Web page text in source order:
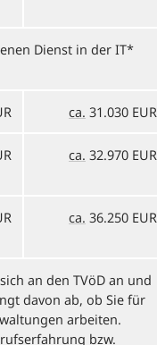
Dienst in der IT*
ca. 31.030 EUR
ca. 32.970 EUR
ca. 36.250 EUR
an den TVöD an und
davon ab, ob Sie für
arbeiten.
bzw.